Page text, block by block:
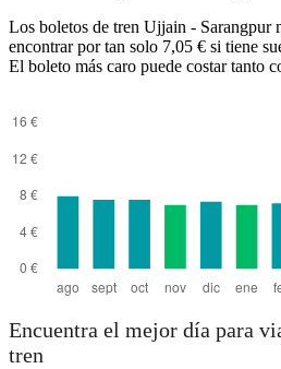
Los boletos de tren Ujjain - Sarangpur
encontrar por tan solo 7,05 € si tiene
El boleto más caro puede costar tanto
Encuentra el mejor día para
tren